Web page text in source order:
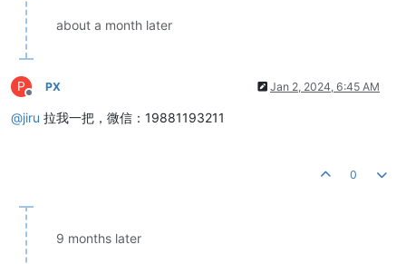
about a month later
P
Offline
PX Jan 2, 2024, 6:45 AM
@jiru 拉我一把，微信：19881193211
0
9 months later